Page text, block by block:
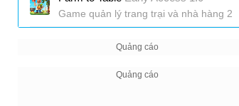
Game quản lý trang trại và nhà hàng 2
trong 1